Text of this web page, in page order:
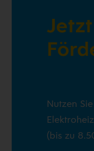
Nutzen
(bis zu